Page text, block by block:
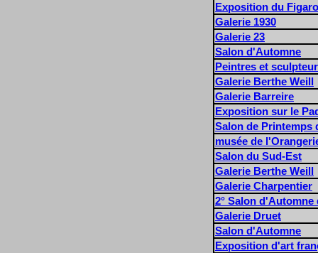
Exposition du Figaro
Galerie 1930
Galerie 23
Salon d'Automne
Peintres et
Galerie Berthe Weill
Galerie Barreire
Exposition sur le
Salon de Printemps
musée de
Salon du Sud-Est
Galerie Berthe Weill
Galerie Charpentier
2° Salon
Galerie Druet
Salon d'Automne
Exposition d'art